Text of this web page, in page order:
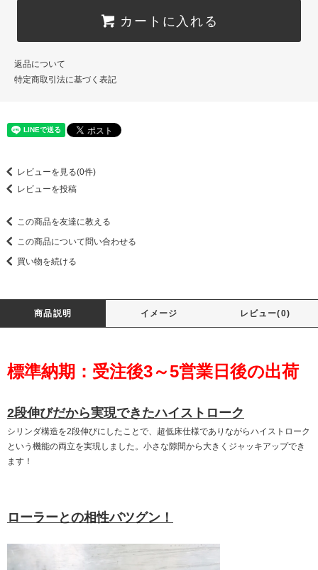
カートに入れる
返品について
特定商取引法に基づく表記
レビューを見る(0件)
レビューを投稿
この商品を友達に教える
この商品について問い合わせる
買い物を続ける
商品説明 イメージ レビュー(0)
標準納期：受注後3～5営業日後の出荷
2段伸びだから実現できたハイストローク
シリンダ構造を2段伸びにしたことで、超低床仕様でありながらハイストローク
という機能の両立を実現しました。小さな隙間から大きくジャッキアップでき
ます！
ローラーとの相性バツグン！